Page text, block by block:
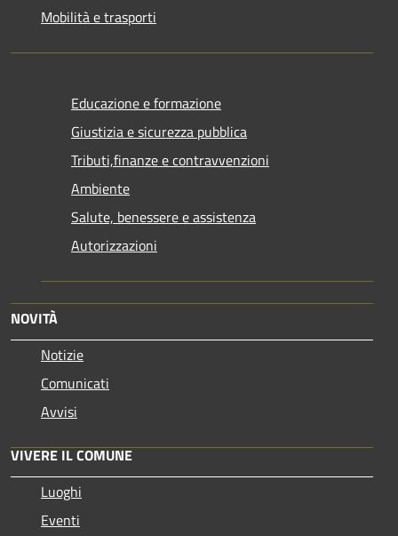
Mobilità e trasporti
Educazione e formazione
Giustizia e sicurezza pubblica
Tributi,finanze e contravvenzioni
Ambiente
Salute, benessere e assistenza
Autorizzazioni
NOVITÀ
Notizie
Comunicati
Avvisi
VIVERE IL COMUNE
Luoghi
Eventi